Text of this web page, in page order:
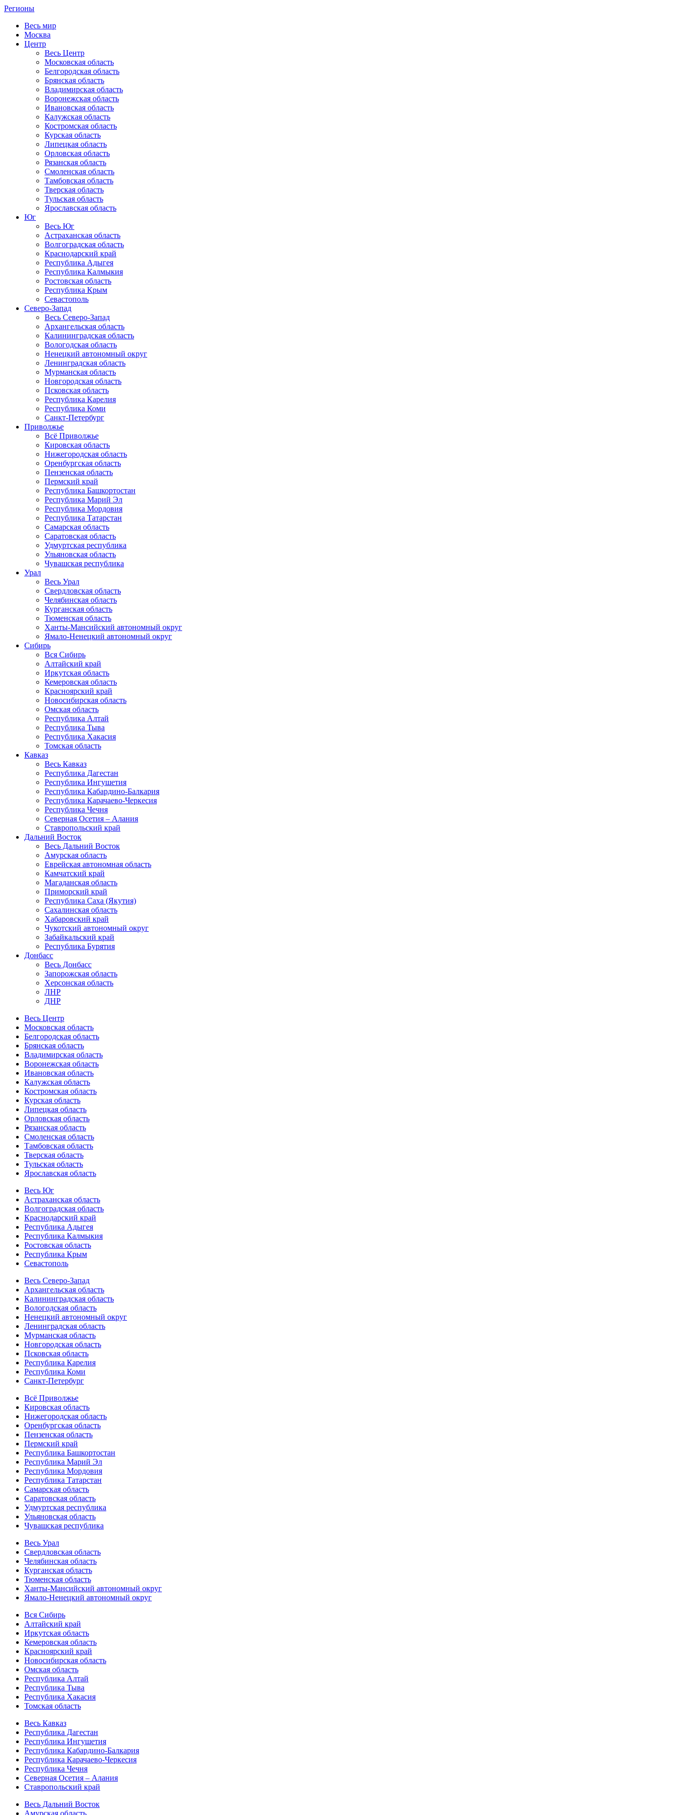
Регионы
Весь мир
Москва
Центр
Весь Центр
Московская область
Белгородская область
Брянская область
Владимирская область
Воронежская область
Ивановская область
Калужская область
Костромская область
Курская область
Липецкая область
Орловская область
Рязанская область
Смоленская область
Тамбовская область
Тверская область
Тульская область
Ярославская область
Юг
Весь Юг
Астраханская область
Волгоградская область
Краснодарский край
Республика Адыгея
Республика Калмыкия
Ростовская область
Республика Крым
Севастополь
Северо-Запад
Весь Северо-Запад
Архангельская область
Калининградская область
Вологодская область
Ненецкий автономный округ
Ленинградская область
Мурманская область
Новгородская область
Псковская область
Республика Карелия
Республика Коми
Санкт-Петербург
Приволжье
Всё Приволжье
Кировская область
Нижегородская область
Оренбургская область
Пензенская область
Пермский край
Республика Башкортостан
Республика Марий Эл
Республика Мордовия
Республика Татарстан
Самарская область
Саратовская область
Удмуртская республика
Ульяновская область
Чувашская республика
Урал
Весь Урал
Свердловская область
Челябинская область
Курганская область
Тюменская область
Ханты-Мансийский автономный округ
Ямало-Ненецкий автономный округ
Сибирь
Вся Сибирь
Алтайский край
Иркутская область
Кемеровская область
Красноярский край
Новосибирская область
Омская область
Республика Алтай
Республика Тыва
Республика Хакасия
Томская область
Кавказ
Весь Кавказ
Республика Дагестан
Республика Ингушетия
Республика Кабардино-Балкария
Республика Карачаево-Черкесия
Республика Чечня
Северная Осетия – Алания
Ставропольский край
Дальний Восток
Весь Дальний Восток
Амурская область
Еврейская автономная область
Камчатский край
Магаданская область
Приморский край
Республика Саха (Якутия)
Сахалинская область
Хабаровский край
Чукотский автономный округ
Забайкальский край
Республика Бурятия
Донбасс
Весь Донбасс
Запорожская область
Херсонская область
ЛНР
ДНР
Весь Центр
Московская область
Белгородская область
Брянская область
Владимирская область
Воронежская область
Ивановская область
Калужская область
Костромская область
Курская область
Липецкая область
Орловская область
Рязанская область
Смоленская область
Тамбовская область
Тверская область
Тульская область
Ярославская область
Весь Юг
Астраханская область
Волгоградская область
Краснодарский край
Республика Адыгея
Республика Калмыкия
Ростовская область
Республика Крым
Севастополь
Весь Северо-Запад
Архангельская область
Калининградская область
Вологодская область
Ненецкий автономный округ
Ленинградская область
Мурманская область
Новгородская область
Псковская область
Республика Карелия
Республика Коми
Санкт-Петербург
Всё Приволжье
Кировская область
Нижегородская область
Оренбургская область
Пензенская область
Пермский край
Республика Башкортостан
Республика Марий Эл
Республика Мордовия
Республика Татарстан
Самарская область
Саратовская область
Удмуртская республика
Ульяновская область
Чувашская республика
Весь Урал
Свердловская область
Челябинская область
Курганская область
Тюменская область
Ханты-Мансийский автономный округ
Ямало-Ненецкий автономный округ
Вся Сибирь
Алтайский край
Иркутская область
Кемеровская область
Красноярский край
Новосибирская область
Омская область
Республика Алтай
Республика Тыва
Республика Хакасия
Томская область
Весь Кавказ
Республика Дагестан
Республика Ингушетия
Республика Кабардино-Балкария
Республика Карачаево-Черкесия
Республика Чечня
Северная Осетия – Алания
Ставропольский край
Весь Дальний Восток
Амурская область